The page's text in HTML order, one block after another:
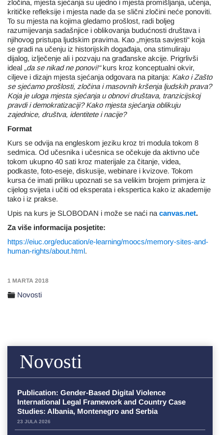
zločina, mjesta sjećanja su ujedno i mjesta promišljanja, učenja,
kritičke refleksije i mjesta nade da se slični zločini neće ponoviti.
To su mjesta na kojima gledamo prošlost, radi boljeg
razumijevanja sadašnjice i oblikovanja budućnosti društava i
njihovog pristupa ljudskim pravima. Kao „mjesta savjesti“ koja
se gradi na učenju iz historijskih događaja, ona stimuliraju
dijalog, izlječenje ali i pozvaju na građanske akcije. Prigrlivši
ideal „da se nikad ne ponovi!“kurs kroz konceptualni okvir,
ciljeve i dizajn mjesta sjećanja odgovara na pitanja: Kako i Zašto
se sjećamo prošlosti, zločina i masovnih kršenja ljudskih prava?
Koja je uloga mjesta sjećanja u obnovi društava, tranzicijskoj
pravdi i demokratizaciji? Kako mjesta sjećanja oblikuju
zajednice, društva, identitete i nacije?
Format
Kurs se odvija na engleskom jeziku kroz tri modula tokom 8
sedmica. Od učesnika i učesnica se očekuje da aktivno uče
tokom ukupno 40 sati kroz materijale za čitanje, videa,
podkaste, foto-eseje, diskusije, webinare i kvizove. Tokom
kursa će imati priliku upoznati se sa velikim brojem primjera iz
cijelog svijeta i učiti od eksperata i ekspertica kako iz akademije
tako i iz prakse.
Upis na kurs je SLOBODAN i može se naći nacanvas.net.
Za više informacija posjetite:
https://eiuc.org/education/e-learning/moocs/memory-sites-and-
human-rights/about.html.
1 MARTA 2018
Novosti
Novosti
Publication: Gender-Based Digital Violence
International Legal Framework and Country Case
Studies: Albania, Montenegro and Serbia
23 JULA 2026